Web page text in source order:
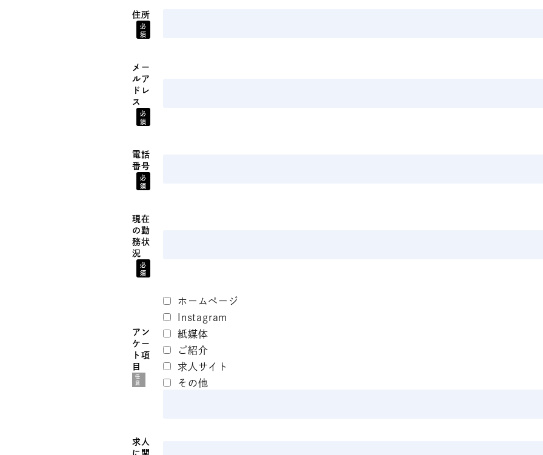
住所
必
須
メー
ルア
ドレ
ス
必
須
電話
番号
必
須
現在
の勤
務状
況
必
須
アン
ケー
ト項
目
任
意
ホームページ
Instagram
紙媒体
ご紹介
求人サイト
その他
求人
に関